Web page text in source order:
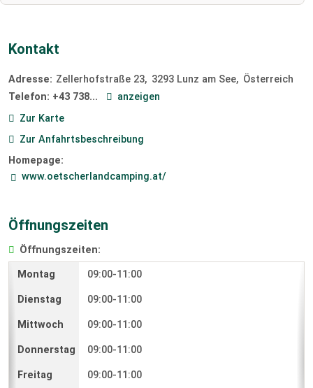
Kontakt
Adresse: Zellerhofstraße 23 3293 Lunz am See
Österreich
Telefon: +43 738...
anzeigen
Zur Karte
Zur Anfahrtsbeschreibung
Homepage:
www.oetscherlandcamping.at/
Öffnungszeiten
Öffnungszeiten:
09:00-11:00
09:00-11:00
09:00-11:00
09:00-11:00
09:00-11:00